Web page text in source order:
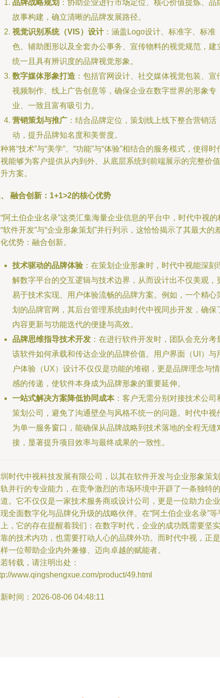
品牌战略规划 ：协助企业进行市场定位、核心价值提炼、品
故事构建，确立清晰的品牌发展路径。
视觉识别系统（VIS）设计：涵盖Logo设计、标准字、标准
色、辅助图形以及全套办公事务、宣传物料的视觉规范，建
统一且具有辨识度的品牌视觉形象。
数字媒体形象打造 ：包括官网设计、社交媒体视觉包装、宣
视频制作、线上广告创意等，确保企业在数字世界的形象专
业、一致且富有吸引力。
营销策划与推广 ：结合品牌定位，策划线上线下整合营销活
动，提升品牌知名度和美誉度。
将“技术”与“美学”、“功能”与“体验”相结合的服务模式，使得时
能够为客户提供从内到外、从底层系统到前端展示的完整价值
方案。
融合创新：1+1>2的核心优势
阿土伯企业名录”这类汇集海量企业信息的平台中，时代中视的
软件开发”与“企业形象策划”并行列示，这恰恰揭示了其最大的
优势：融合创新。
技术驱动的品牌体验 ：在策划企业形象时，时代中视能深刻
解数字平台的交互逻辑与技术边界，从而设计出不仅美观，
易于技术实现、用户体验流畅的品牌方案。例如，一个精心
划的品牌官网，其后台管理系统由时代中视同步开发，确保
内容更新与功能迭代的便捷与高效。
品牌思维指导技术开发 ：在进行软件开发时，团队会充分考
该软件如何承载和传达企业的品牌价值。用户界面（UI）与
户体验（UX）设计不仅仅是功能的堆砌，更是品牌理念与情
感的传递，使软件本身成为品牌形象的重要延伸。
一站式解决方案降低协同成本：客户无需分别对接技术公司
策划公司，避免了沟通壁垒与风格不统一的问题。时代中视
为单一服务窗口，能确保从品牌战略到技术落地的全程无缝
接，显著提升项目效率与最终成果的一致性。
时代中视科技发展有限公司，以其在软件开发与企业形象策划
并行的专业能力，在竞争激烈的市场环境中开辟了一条独特的
。它不仅仅是一家技术服务商或设计公司，更是一位助力企业
全面数字化与品牌化升级的战略伙伴。在“阿土伯企业名录”等
，它的存在提醒着我们：在数字时代，企业的成功既需要坚实
的技术内功，也需要打动人心的品牌外功。而时代中视，正是
一位帮助企业内外兼修、迈向卓越的赋能者。
转载，请注明出处：
www.qingshengxue.com/product/49.html
时间：2026-08-06 04:48:11